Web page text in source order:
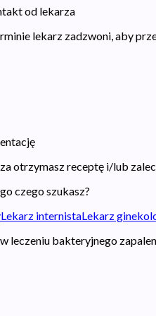
od lekarza
lekarz zadzwoni, aby
otrzymasz receptę i/lub
czego szukasz?
Lekarz internistaLekarz
leczeniu bakteryjnego